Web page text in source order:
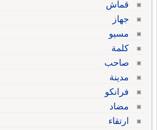
قماش
جهاز
مسيو
كلمة
صاحب
مدينة
فرانكو
مضاد
ارتقاء